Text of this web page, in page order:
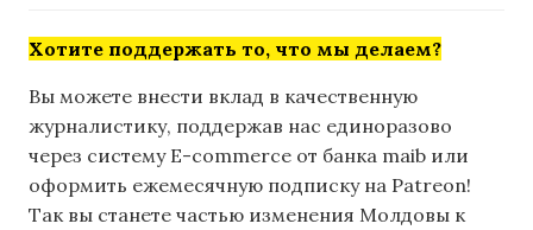
Хотите поддержать то, что мы делаем?
Вы можете внести вклад в качественную
журналистику, поддержав нас единоразово
через систему E-commerce от банка maib или
оформить ежемесячную подписку на Patreon!
Так вы станете частью изменения Молдовы к